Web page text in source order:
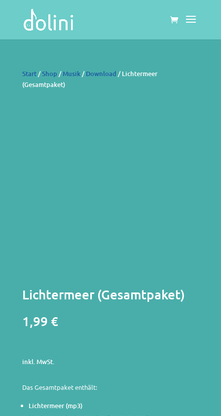
Start/Shop /Musik/Download / Lichtermeer
(Gesamtpaket)
Lichtermeer (Gesamtpaket)
1,99 €
inkl. MwSt.
Das Gesamtpaket enthält:
Lichtermeer (mp3)